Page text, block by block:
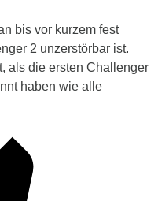
bis vor kurzem fest
2 unzerstörbar ist.
als die ersten Challenger
haben wie alle